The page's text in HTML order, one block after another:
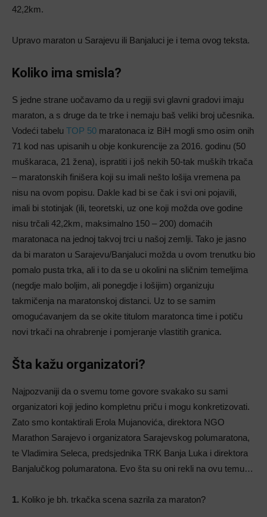
42,2km.
Upravo maraton u Sarajevu ili Banjaluci je i tema ovog teksta.
Koliko ima smisla?
S jedne strane uočavamo da u regiji svi glavni gradovi imaju
maraton, a s druge da te trke i nemaju baš veliki broj učesnika.
Vodeći tabelu TOP 50 maratonaca iz BiH mogli smo osim onih
71 kod nas upisanih u obje konkurencije za 2016. godinu (50
muškaraca, 21 žena), ispratiti i još nekih 50-tak muških trkača
– maratonskih finišera koji su imali nešto lošija vremena pa
nisu na ovom popisu. Dakle kad bi se čak i svi oni pojavili,
imali bi stotinjak (ili, teoretski, uz one koji možda ove godine
nisu trčali 42,2km, maksimalno 150 – 200) domaćih
maratonaca na jednoj takvoj trci u našoj zemlji. Tako je jasno
da bi maraton u Sarajevu/Banjaluci možda u ovom trenutku bio
pomalo pusta trka, ali i to da se u okolini na sličnim temeljima
(negdje malo boljim, ali ponegdje i lošijim) organizuju
takmičenja na maratonskoj distanci. Uz to se samim
omogućavanjem da se okite titulom maratonca time i potiču
novi trkači na ohrabrenje i pomjeranje vlastitih granica.
Šta kažu organizatori?
Najpozvaniji da o svemu tome govore svakako su sami
organizatori koji jedino kompletnu priču i mogu konkretizovati.
Zato smo kontaktirali Erola Mujanovića, direktora NGO
Marathon Sarajevo i organizatora Sarajevskog polumaratona,
te Vladimira Seleca, predsjednika TRK Banja Luka i direktora
Banjalučkog polumaratona. Evo šta su oni rekli na ovu temu…
1. Koliko je bh. trkačka scena sazrila za maraton?